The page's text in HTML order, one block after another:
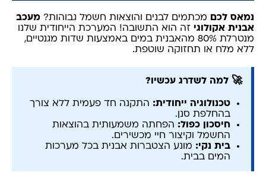
נמאס לכם מכתמים לבנים והוצאות חשמל גבוהות? מעכב
אבנית אקולוגי זה הוא התשובה! המערכת הייחודית שלנו
מנטרלת 80% מהאבנית במים באמצעות שדות מגנטיים,
ללא מלח או תחזוקה שוטפת.
🚀 למה לשדרג עכשיו?
טכנולוגיה ייחודית: התקנה חד פעמית ללא צורך
בהחלפת סנן.
חיסכון כפול: הפחתה משמעותית בהוצאות
החשמל וקיצור חיי מכשירים.
בית נקי: מונע הצטברות אבנית בכל מערכות
המים בבית.